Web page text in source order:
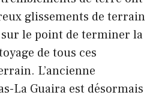
glissements de terrain
le point de terminer la
de tous ces
L’ancienne
La Guaira est désormais